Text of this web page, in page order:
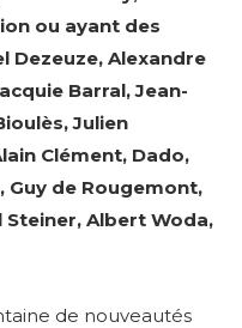
ou ayant des
Dezeuze, Alexandre
Barral, Jean-
Julien
Clément, Dado,
Guy de Rougemont,
Steiner, Albert Woda,
de nouveautés